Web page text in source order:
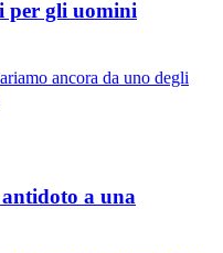
per gli uomini
ancora da uno degli
antidoto a una